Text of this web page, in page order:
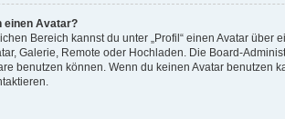
einen Avatar?
Bereich kannst du unter „Profil“ einen Avatar über
Galerie, Remote oder Hochladen. Die Board-
benutzen können. Wenn du keinen Avatar benutzen